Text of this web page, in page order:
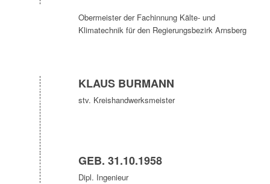
Obermeister der Fachinnung Kälte- und
Klimatechnik für den Regierungsbezirk Arnsberg
KLAUS BURMANN
stv. Kreishandwerksmeister
GEB. 31.10.1958
Dipl. Ingenieur